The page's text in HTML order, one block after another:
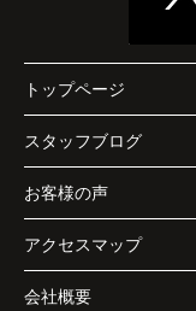
トップページ
スタッフブログ
お客様の声
アクセスマップ
会社概要